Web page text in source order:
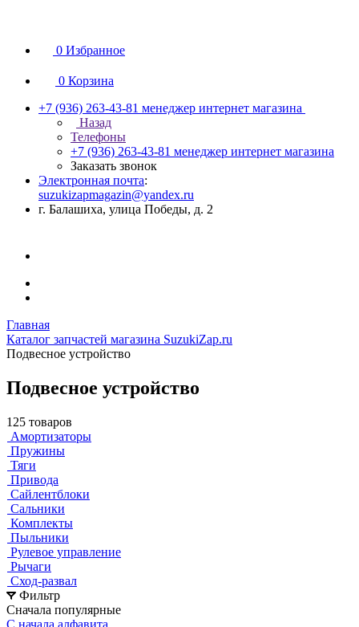
0 Избранное
0 Корзина
+7 (936) 263-43-81 менеджер интернет магазина
Назад
Телефоны
+7 (936) 263-43-81 менеджер интернет магазина
Заказать звонок
Электронная почта:
suzukizapmagazin@yandex.ru
г. Балашиха, улица Победы, д. 2
Главная
Каталог запчастей магазина SuzukiZap.ru
Подвесное устройство
Подвесное устройство
125 товаров
Амортизаторы
Пружины
Тяги
Привода
Сайлентблоки
Сальники
Комплекты
Пыльники
Рулевое управление
Рычаги
Сход-развал
Фильтр
Сначала популярные
С начала алфавита